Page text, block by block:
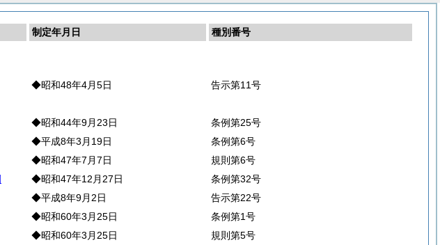
制定年月日
種別番号
◆昭和48年4月5日
告示第11号
◆昭和44年9月23日
条例第25号
◆平成8年3月19日
条例第6号
◆昭和47年7月7日
規則第6号
◆昭和47年12月27日
条例第32号
◆平成8年9月2日
告示第22号
◆昭和60年3月25日
条例第1号
◆昭和60年3月25日
規則第5号